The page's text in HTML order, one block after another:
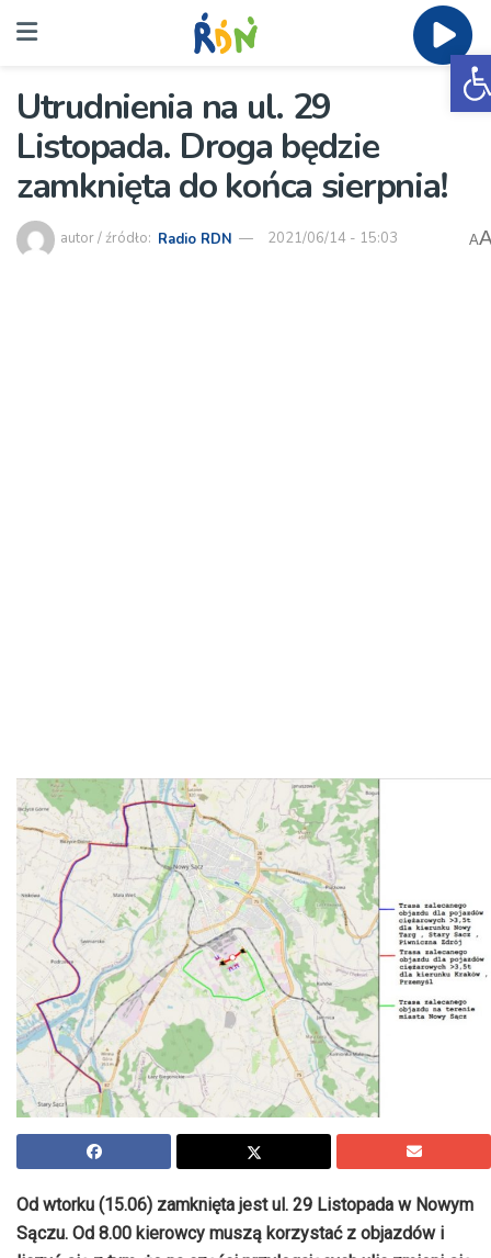
Utrudnienia na ul. 29
Listopada. Droga będzie
zamknięta do końca sierpnia!
autor / źródło: Radio RDN 2021/06/14 - 15:03 A
Od wtorku (15.06) zamknięta jest ul. 29 Listopada w Nowym
Sączu. Od 8.00 kierowcy muszą korzystać z objazdów i